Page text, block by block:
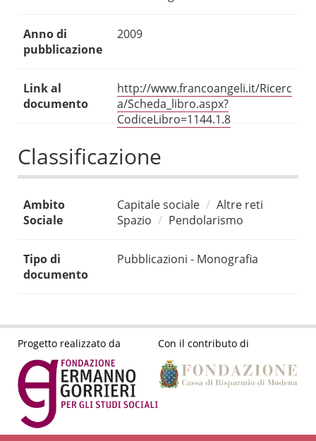
Anno di
pubblicazione
2009
Link al
documento
http://www.francoangeli.it/Ricerc
a/Scheda_libro.aspx?
CodiceLibro=1144.1.8
Classificazione
Ambito
Sociale
Capitale sociale
Altre reti
Spazio
Pendolarismo
Tipo di
documento
Pubblicazioni - Monografia
Progetto realizzato da Con il contributo di